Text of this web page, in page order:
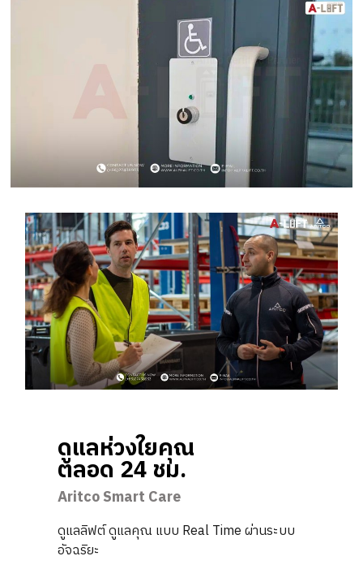
ดูแลห่วงใยคุณ
ตลอด 24 ชม.
Aritco Smart Care
ดูแลลิฟต์ ดูแลคุณ แบบ Real Time ผ่านระบบ
อัจฉริยะ